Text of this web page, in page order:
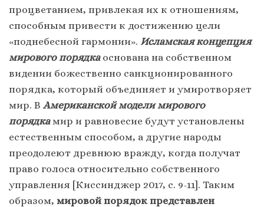
процветанием, привлекая их к отношениям,
способным привести к достижению цели
«поднебесной гармонии». Исламская концепция
мирового порядка основана на собственном
видении божественно санкционированного
порядка, который объединяет и умиротворяет
мир. В Американской модели мирового
порядкамир и равновесие будут установлены
естественным способом, а другие народы
преодолеют древнюю вражду, когда получат
право голоса относительно собственного
управления [Киссинджер 2017, с. 9-11]. Таким
образом, мировой порядок представлен